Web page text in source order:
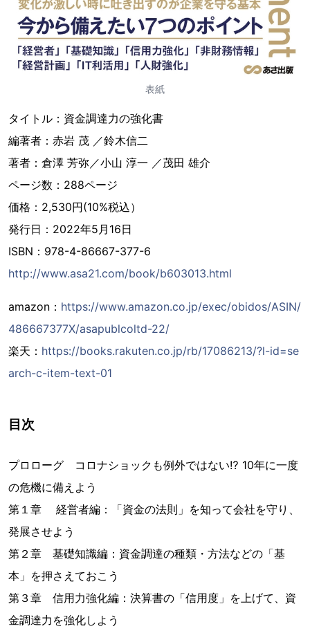
表紙
タイトル：資金調達力の強化書
編著者：赤岩 茂 ／鈴木信二
著者：倉澤 芳弥／小山 淳一 ／茂田 雄介
ページ数：288ページ
価格：2,530円(10%税込）
発行日：2022年5月16日
ISBN：978-4-86667-377-6
http://www.asa21.com/book/b603013.html
amazon： https://www.amazon.co.jp/exec/obidos/ASIN/
486667377X/asapublcoltd-22/
楽天： https://books.rakuten.co.jp/rb/17086213/?l-id=se
arch-c-item-text-01
目次
プロローグ コロナショックも例外ではない⁉ 10年に一度
の危機に備えよう
第１章 経営者編：「資金の法則」を知って会社を守り、
発展させよう
第２章 基礎知識編：資金調達の種類・方法などの「基
本」を押さえておこう
第３章 信用力強化編：決算書の「信用度」を上げて、資
金調達力を強化しよう